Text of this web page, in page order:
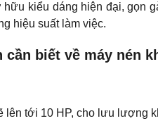
hữu kiểu dáng hiện đại, gọn
hiệu suất làm việc.
biết về máy nén
lên tới 10 HP, cho lưu lượng